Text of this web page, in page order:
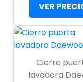
VER
Cierre
lavadora